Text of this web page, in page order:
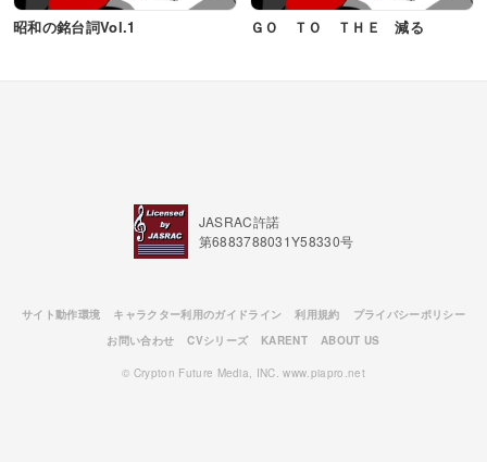
昭和の銘台詞Vol.1 ＧＯ ＴＯ ＴＨＥ 減る
JASRAC許諾
第6883788031Y58330号
サイト動作環境 キャラクター利用のガイドライン 利用規約
プライバシーポリシー
お問い合わせ
CVシリーズ KARENT ABOUT US
© Crypton Future Media, INC. www.piapro.net